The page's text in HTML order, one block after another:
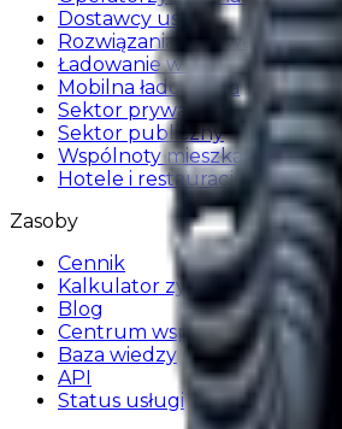
Dostawcy usług
Rozwiązania flotowe
Ładowanie w domu
Mobilna ładowarka
Sektor prywatny
Sektor publiczny
Wspólnoty mieszkaniowe
Hotele i restauracje
Zasoby
Cennik
Kalkulator zysku
Blog
Centrum wsparcia
Baza wiedzy
API
Status usługi